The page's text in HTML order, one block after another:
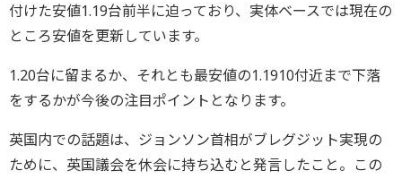
付けた安値1.19台前半に迫っており、実体ベースでは現在の
ところ安値を更新しています。
1.20台に留まるか、それとも最安値の1.1910付近まで下落
をするかが今後の注目ポイントとなります。
英国内での話題は、ジョンソン首相がブレグジット実現の
ために、英国議会を休会に持ち込むと発言したこと。この